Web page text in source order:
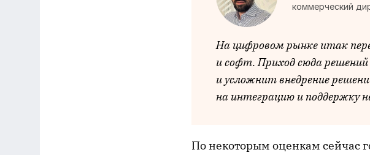
коммерческий
На цифровом рынке итак
и софт. Приход сюда решений
и усложнит внедрение
на интеграцию и поддержку
По некоторым оценкам сейчас